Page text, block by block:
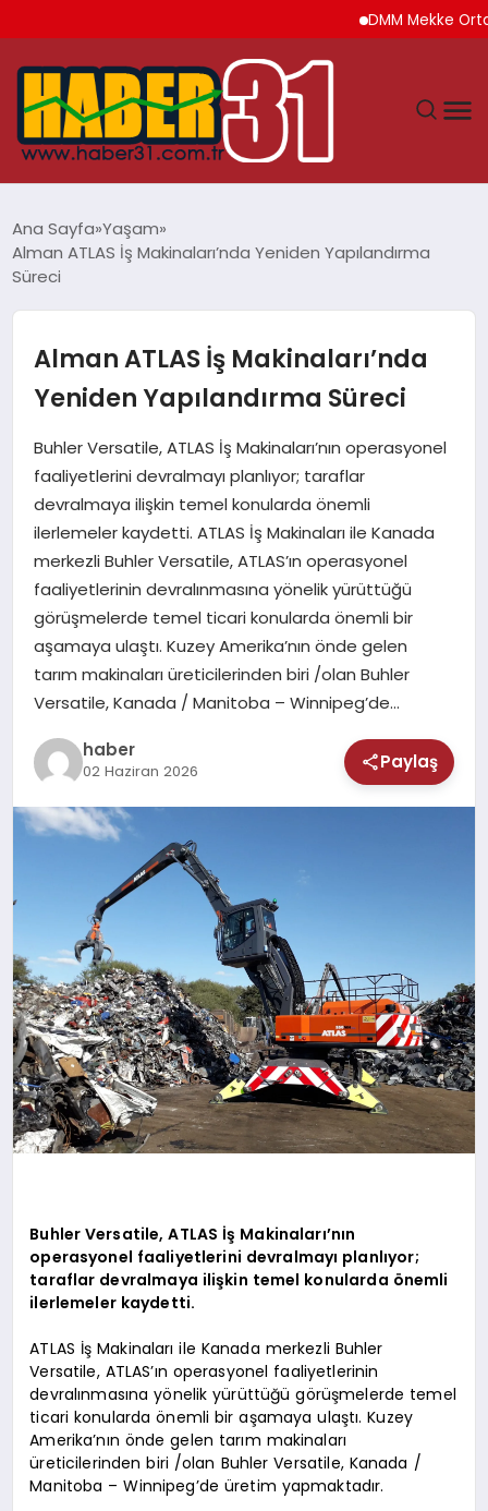
DMM Mekke Ortak
HATAY
GÜNDEM
MAGAZIN
SAĞLIK
TEKNOLOJI
Ana Sayfa Yaşam
Alman ATLAS İş Makinaları’nda Yeniden Yapılandırma
Süreci
Alman ATLAS İş Makinaları’nda
Yeniden Yapılandırma Süreci
Buhler Versatile, ATLAS İş Makinaları’nın operasyonel
faaliyetlerini devralmayı planlıyor; taraflar
devralmaya ilişkin temel konularda önemli
ilerlemeler kaydetti. ATLAS İş Makinaları ile Kanada
merkezli Buhler Versatile, ATLAS’ın operasyonel
faaliyetlerinin devralınmasına yönelik yürüttüğü
görüşmelerde temel ticari konularda önemli bir
aşamaya ulaştı. Kuzey Amerika’nın önde gelen
tarım makinaları üreticilerinden biri /olan Buhler
Versatile, Kanada / Manitoba – Winnipeg’de…
haber
02 Haziran 2026 Paylaş
Buhler Versatile, ATLAS İş Makinaları’nın
operasyonel faaliyetlerini devralmayı planlıyor;
taraflar devralmaya ilişkin temel konularda önemli
ilerlemeler kaydetti.
ATLAS İş Makinaları ile Kanada merkezli Buhler
Versatile, ATLAS’ın operasyonel faaliyetlerinin
devralınmasına yönelik yürüttüğü görüşmelerde temel
ticari konularda önemli bir aşamaya ulaştı. Kuzey
Amerika’nın önde gelen tarım makinaları
üreticilerinden biri /olan Buhler Versatile, Kanada /
Manitoba – Winnipeg’de üretim yapmaktadır.